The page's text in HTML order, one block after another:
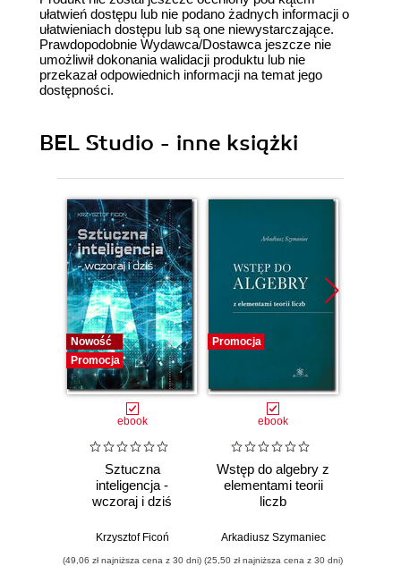
ułatwień dostępu lub nie podano żadnych informacji o
ułatwieniach dostępu lub są one niewystarczające.
Prawdopodobnie Wydawca/Dostawca jeszcze nie
umożliwił dokonania walidacji produktu lub nie
przekazał odpowiednich informacji na temat jego
dostępności.
BEL Studio - inne książki
Nowość
Promocja
ebook
Sztuczna
inteligencja -
wczoraj i dziś
Krzysztof Ficoń
(49,06 zł najniższa cena z 30 dni)
Promocja
ebook
Wstęp do algebry z
elementami teorii
liczb
Arkadiusz Szymaniec
(25,50 zł najniższa cena z 30 dni)